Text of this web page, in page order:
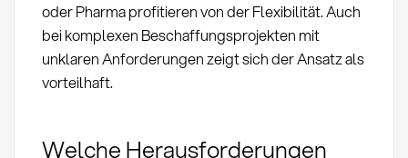
oder Pharma profitieren von der Flexibilität. Auch
bei komplexen Beschaffungsprojekten mit
unklaren Anforderungen zeigt sich der Ansatz als
vorteilhaft.
Welche Herausforderungen